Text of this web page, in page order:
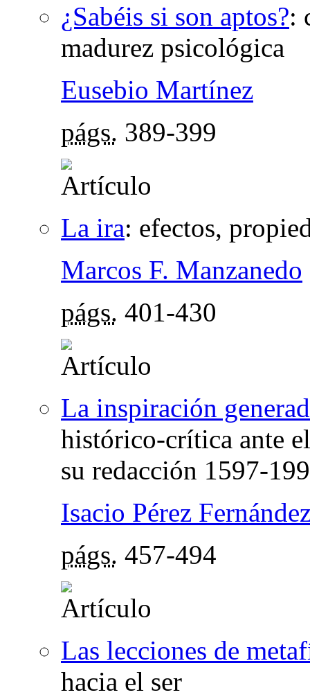
¿Sabéis si son aptos?:
madurez psicológica
Eusebio Martínez
págs. 389-399
La ira: efectos,
Marcos F. Manzanedo
págs. 401-430
La inspiración
histórico-crítica ante
su redacción 1597-
Isacio Pérez
págs. 457-494
Las lecciones de
hacia el ser